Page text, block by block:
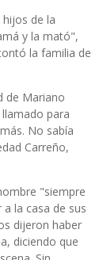
de la
y la mató",
la familia de
de Mariano
para
No sabía
Carreño,
"siempre
la casa de sus
dijeron haber
diciendo que